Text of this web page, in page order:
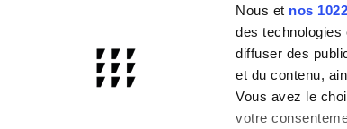
Nous et nos
des
diffuser des
et du contenu,
Vous avez le
votre